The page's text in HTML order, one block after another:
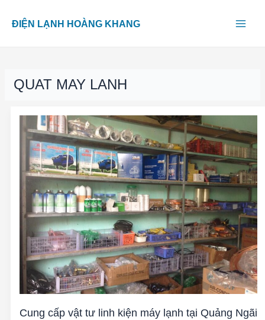
content
ĐIỆN LẠNH HOÀNG KHANG
QUAT MAY LANH
Cung cấp vật tư linh kiện máy lạnh tại Quảng Ngãi